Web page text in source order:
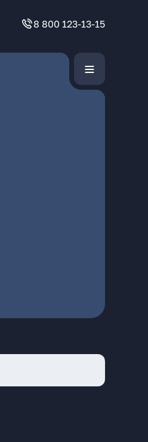
8 800 123-13-15